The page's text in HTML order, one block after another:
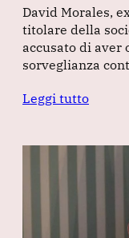
David Morales,
titolare della
accusato di aver
sorveglianza
Leggi tutto